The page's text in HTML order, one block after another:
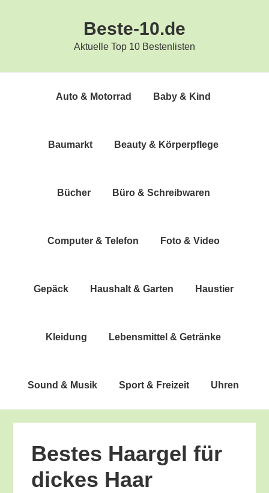
Beste-10.de
Aktuelle Top 10 Bestenlisten
Auto & Motorrad Baby & Kind
Bau­markt Beau­ty & Körperpflege
Bücher Büro & Schreibwaren
Com­pu­ter & Telefon Foto & Video
Gepäck Haus­halt & Garten Haus­tier
Klei­dung Lebens­mit­tel & Getränke
Sound & Musik Sport & Freizeit Uhren
Bes­tes Haar­gel für
dickes Haar